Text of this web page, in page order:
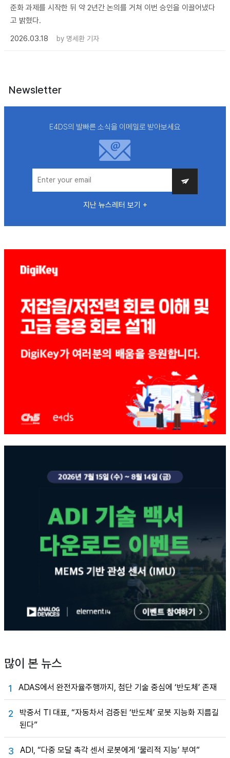
준화 과제를 시작한 뒤 약 2년간 논의를 거쳐 이번 승인을 이끌어냈다
고 밝혔다.
2026.03.18
by 명세환 기자
Newsletter
E4DS의 발빠른 소식을 이메일로 받아보세요
지난 뉴스레터 보기 +
많이 본 뉴스
1 ADAS에서 완전자율주행까지, 첨단 기술 중심에 ‘반도체’ 존재
2
박중서 TI 대표, “자동차서 검증된 ‘반도체’ 로봇 지능화 지름길
된다”
3 ADI, “다중 모달 촉각 센서 로봇에게 ‘물리적 지능’ 부여”